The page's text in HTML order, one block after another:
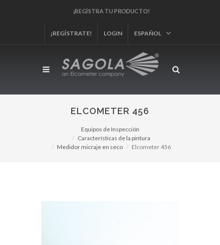
¡REGÍSTRA TU PRODUCTO!
¡REGÍSTRATE! LOGIN ESPAÑOL
ELCOMETER 456
Equipos de Inspección
Características de la pintura
Medidor micraje en seco
Elcometer 456